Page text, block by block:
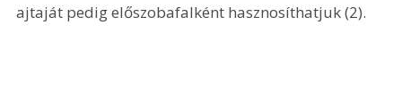
ajtaját pedig előszobafalként hasznosíthatjuk (2).